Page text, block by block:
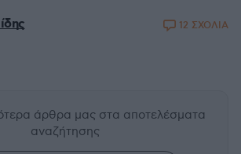
12 ΣΧΟΛΙΑ
άρθρα μας στα αποτελέσματα
αναζήτησης